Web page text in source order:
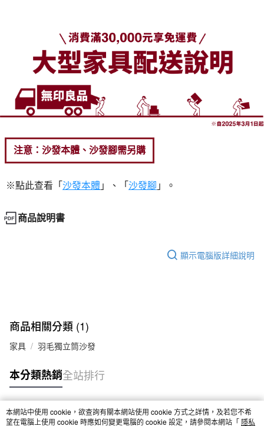
注意：沙發本體、沙發腳需另購
※點此查看「沙發本體 」、「沙發腳 」。
商品說明書
顯示電腦版詳細說明
商品相關分類 (1)
家具 羽毛獨立筒沙發
本分類熱銷全站排行
熱門標籤
本網站中使用 cookie，欲查詢有關本網站使用 cookie 方式之詳情，及若您不希
望在電腦上使用 cookie 時應如何變更電腦的 cookie 設定，請參閱本網站「 隱私